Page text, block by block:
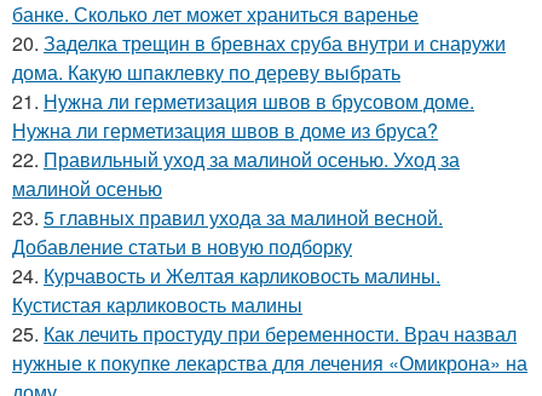
банке. Сколько лет может храниться варенье
20. Заделка трещин в бревнах сруба внутри и снаружи
дома. Какую шпаклевку по дереву выбрать
21. Нужна ли герметизация швов в брусовом доме.
Нужна ли герметизация швов в доме из бруса?
22. Правильный уход за малиной осенью. Уход за
малиной осенью
23. 5 главных правил ухода за малиной весной.
Добавление статьи в новую подборку
24. Курчавость и Желтая карликовость малины.
Кустистая карликовость малины
25. Как лечить простуду при беременности. Врач назвал
нужные к покупке лекарства для лечения «Омикрона» на